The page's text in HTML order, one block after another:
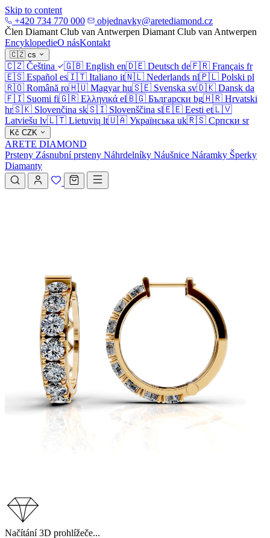
Skip to content
+420 734 770 000
objednavky@aretediamond.cz
Člen Diamant Club van Antwerpen Diamant Club van Antwerpen
EncyklopedieO násKontakt
🇨🇿 cs
🇨🇿 Čeština 🇬🇧 English en🇩🇪 Deutsch de🇫🇷 Français fr
🇪🇸 Español es🇮🇹 Italiano it🇳🇱 Nederlands nl🇵🇱 Polski pl
🇷🇴 Română ro🇭🇺 Magyar hu🇸🇪 Svenska sv🇩🇰 Dansk da
🇫🇮 Suomi fi🇬🇷 Ελληνικά el🇧🇬 Български bg🇭🇷 Hrvatski
hr🇸🇰 Slovenčina sk🇸🇮 Slovenščina sl🇪🇪 Eesti et🇱🇻
Latviešu lv🇱🇹 Lietuvių lt🇺🇦 Українська uk🇷🇸 Српски sr
Kč CZK
ARETE DIAMOND
Prsteny Zásnubní prsteny Náhrdelníky Náušnice Náramky Šperky
Diamanty
Načítání 3D prohlížeče...